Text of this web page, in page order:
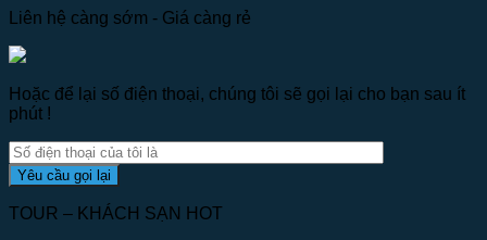
Liên hệ càng sớm - Giá càng rẻ
Hoặc để lại số điện thoại, chúng tôi sẽ gọi lại cho bạn sau ít
phút !
TOUR – KHÁCH SẠN HOT